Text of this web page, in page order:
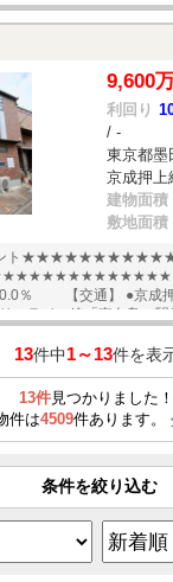
9,600
利回り
/ -
東京都墨
京成押上
建物面積
敷地面積
●利回り10.0％
13件中1～13件を表
13件見つかりました！
件は4509件あります。
条件を絞り込む